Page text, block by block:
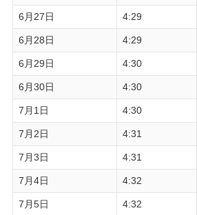
6月27日 4:29
6月28日 4:29
6月29日 4:30
6月30日 4:30
7月1日 4:30
7月2日 4:31
7月3日 4:31
7月4日 4:32
7月5日 4:32